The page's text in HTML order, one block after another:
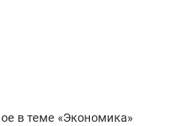
в теме «Экономика»